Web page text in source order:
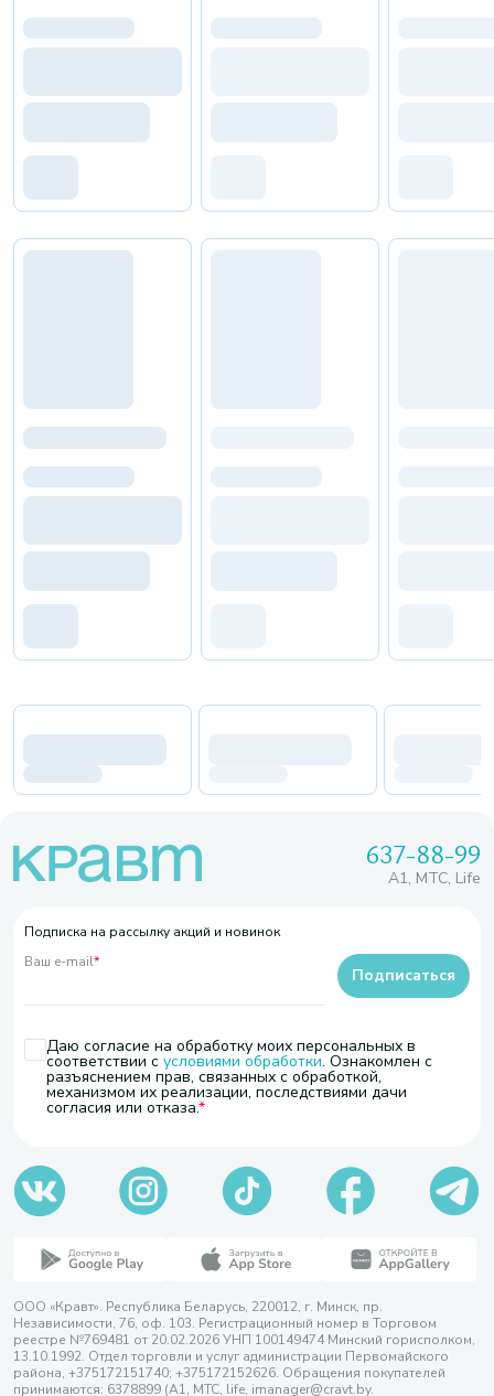
637-88-99
A1, МТС, Life
Подписка на рассылку акций и новинок
Ваш e-mail*
Даю согласие на обработку моих персональных в
соответствии с условиями обработки. Ознакомлен с
разъяснением прав, связанных с обработкой,
механизмом их реализации, последствиями дачи
согласия или отказа.
Подписаться
ООО «Кравт». Республика Беларусь, 220012, г. Минск, пр.
Независимости, 76, оф. 103. Регистрационный номер в Торговом
реестре №769481 от 20.02.2026 УНП 100149474 Минский горисполком,
13.10.1992. Отдел торговли и услуг администрации Первомайского
района, +375172151740; +375172152626. Обращения покупателей
принимаются: 6378899 (А1, МТС, life, imanager@cravt.by.